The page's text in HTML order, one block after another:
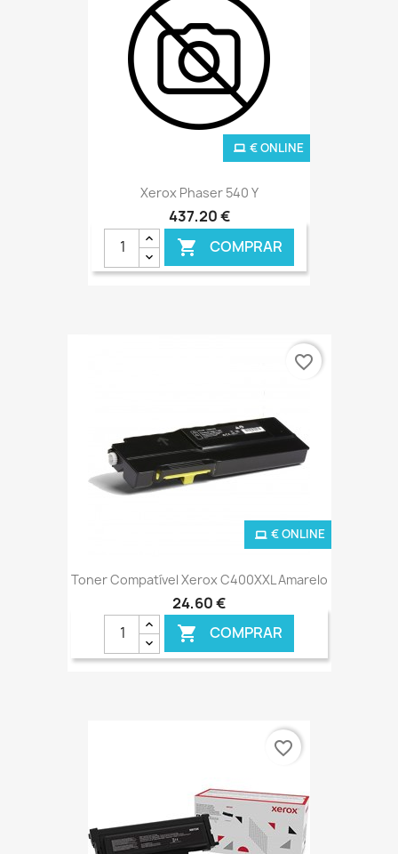
Xerox Phaser 540 Y
437,20 €
 COMPRAR
€ ONLINE
Toner Compatível Xerox C400XXL Amarelo
24,60 €
 COMPRAR
€ ONLINE
favorite_border
favorite_border